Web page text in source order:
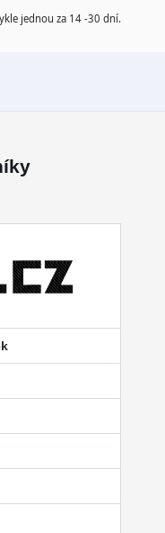
jednou za 14 -30 dní.